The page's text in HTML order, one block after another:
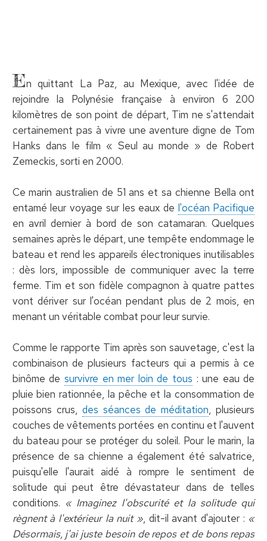
En quittant La Paz, au Mexique, avec l'idée de
rejoindre la Polynésie française à environ 6 200
kilomètres de son point de départ, Tim ne s'attendait
certainement pas à vivre une aventure digne de Tom
Hanks dans le film « Seul au monde » de Robert
Zemeckis, sorti en 2000.
Ce marin australien de 51 ans et sa chienne Bella ont
entamé leur voyage sur les eaux de l'océan Pacifique
en avril dernier à bord de son catamaran. Quelques
semaines après le départ, une tempête endommage le
bateau et rend les appareils électroniques inutilisables
: dès lors, impossible de communiquer avec la terre
ferme. Tim et son fidèle compagnon à quatre pattes
vont dériver sur l'océan pendant plus de 2 mois, en
menant un véritable combat pour leur survie.
Comme le rapporte Tim après son sauvetage, c'est la
combinaison de plusieurs facteurs qui a permis à ce
binôme de survivre en mer loin de tous : une eau de
pluie bien rationnée, la pêche et la consommation de
poissons crus, des séances de méditation, plusieurs
couches de vêtements portées en continu et l'auvent
du bateau pour se protéger du soleil. Pour le marin, la
présence de sa chienne a également été salvatrice,
puisqu'elle l'aurait aidé à rompre le sentiment de
solitude qui peut être dévastateur dans de telles
conditions. « Imaginez l'obscurité et la solitude qui
règnent à l'extérieur la nuit », dit-il avant d'ajouter : «
Désormais, j'ai juste besoin de repos et de bons repas